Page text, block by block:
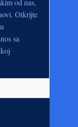
od nas,
Otkrijte
sa